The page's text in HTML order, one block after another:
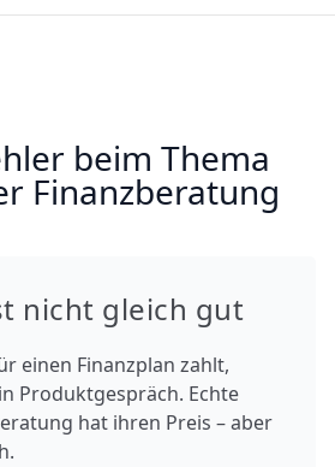
beim Thema
Finanzberatung
nicht gleich gut
einen Finanzplan zahlt,
Produktgespräch. Echte
hat ihren Preis – aber